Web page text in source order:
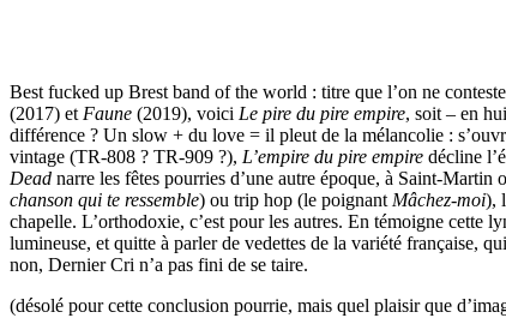
Best fucked up Brest band of the world : titre que l’on ne
(2017) et Faune (2019), voici Le pire du pire empire, soit – en
différence ? Un slow + du love = il pleut de la mélancolie :
vintage (TR-808 ? TR-909 ?), L’empire du pire empire décline
Dead narre les fêtes pourries d’une autre époque, à Saint-
chanson qui te ressemble) ou trip hop (le poignant Mâchez-moi),
chapelle. L’orthodoxie, c’est pour les autres. En témoigne cette
lumineuse, et quitte à parler de vedettes de la variété française,
non, Dernier Cri n’a pas fini de se taire.
(désolé pour cette conclusion pourrie, mais quel plaisir que